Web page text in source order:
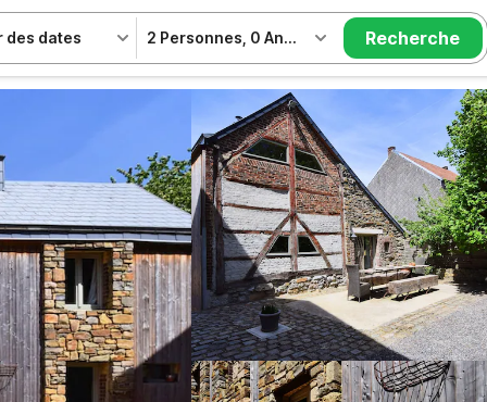
des dates 2 Personnes 0 Animal Recherche